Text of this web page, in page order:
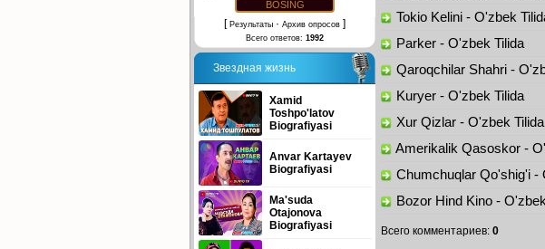
[ Результаты · Архив опросов ]
Всего ответов: 1992
Звездная жизнь
Xamid
Toshpo'latov
Biografiyasi
Anvar Kartayev
Biografiyasi
Ma'suda
Otajonova
Biografiyasi
Tokio Kelini - O'zbek
Parker - O'zbek Tilida
Qaroqchilar Shahri -
Kuryer - O'zbek Tilida
Xur Qizlar - O'zbek Tilida
Amerikalik Qasoskor -
Chumchuqlar Qo'shig'i -
Bozor Hind Kino -
Всего комментариев: 0